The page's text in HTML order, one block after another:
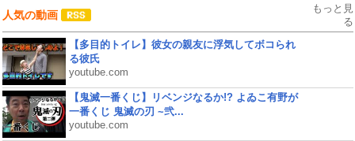
人気の動画
もっと見
る
【多目的トイレ】彼女の親友に浮気してボコられ
る彼氏
youtube.com
【鬼滅一番くじ】リベンジなるか!? よゐこ有野が
一番くじ 鬼滅の刃 ~弐...
youtube.com